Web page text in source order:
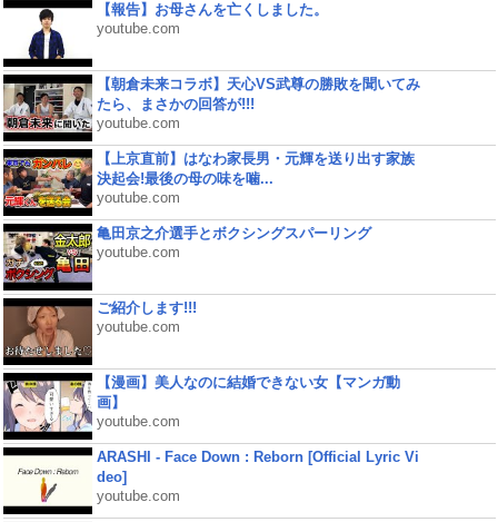
【報告】お母さんを亡くしました。
youtube.com
【朝倉未来コラボ】天心VS武尊の勝敗を聞いてみ
たら、まさかの回答が!!!
youtube.com
【上京直前】はなわ家長男・元輝を送り出す家族
決起会!最後の母の味を噛...
youtube.com
亀田京之介選手とボクシングスパーリング
youtube.com
ご紹介します!!!
youtube.com
【漫画】美人なのに結婚できない女【マンガ動
画】
youtube.com
ARASHI - Face Down : Reborn [Official Lyric Vi
deo]
youtube.com